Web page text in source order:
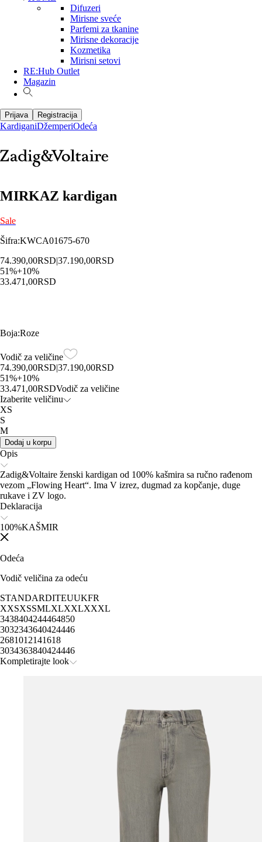
Difuzeri
Mirisne sveće
Parfemi za tkanine
Mirisne dekoracije
Kozmetika
Mirisni setovi
RE:Hub Outlet
Magazin
Prijava Registracija
KardiganiDžemperiOdeća
MIRKAZ kardigan
Sale
Šifra:KWCA01675-670
74.390,00RSD|37.190,00RSD
51%+10%
33.471,00RSD
Boja:Roze
Vodič za veličine
74.390,00RSD|37.190,00RSD
51%+10%
33.471,00RSDVodič za veličine
Izaberite veličinu
XS
S
M
Dodaj u korpu
Opis
Zadig&Voltaire ženski kardigan od 100% kašmira sa ručno rađenom
vezom „Flowing Heart“. Ima V izrez, dugmad za kopčanje, duge
rukave i ZV logo.
Deklaracija
100%KAŠMIR
Odeća
Vodič veličina za odeću
STANDARDITEUUKFR
XXSXSSMLXLXXLXXXL
3438404244464850
3032343640424446
2681012141618
3034363840424446
Kompletirajte look